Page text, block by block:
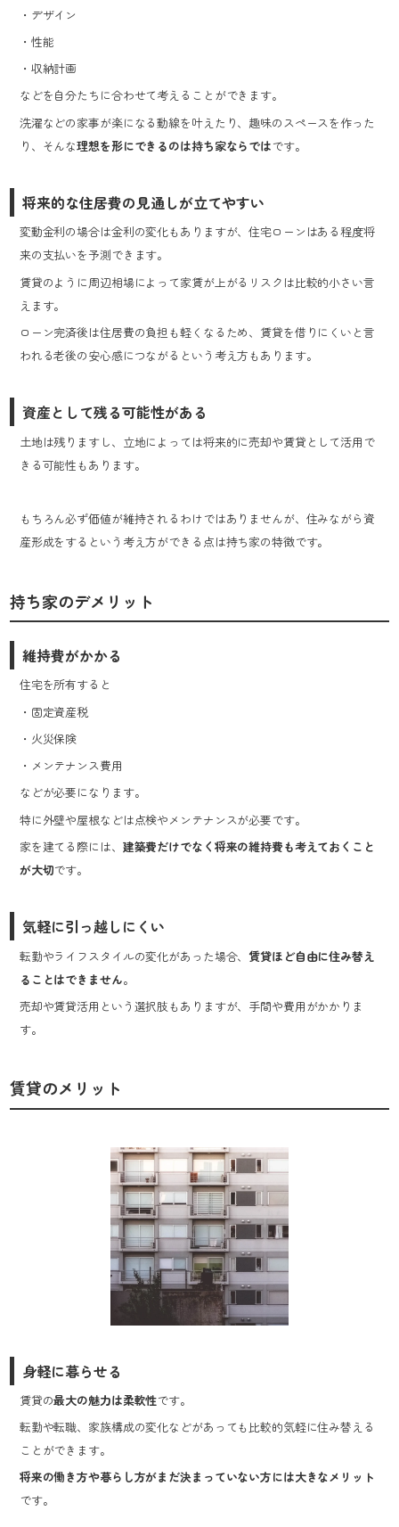
・デザイン
・性能
・収納計画
などを自分たちに合わせて考えることができます。
洗濯などの家事が楽になる動線を叶えたり、趣味のスペースを作った
り、そんな理想を形にできるのは持ち家ならではです。
将来的な住居費の見通しが立てやすい
変動金利の場合は金利の変化もありますが、住宅ローンはある程度将
来の支払いを予測できます。
賃貸のように周辺相場によって家賃が上がるリスクは比較的小さい言
えます。
ローン完済後は住居費の負担も軽くなるため、賃貸を借りにくいと言
われる老後の安心感につながるという考え方もあります。
資産として残る可能性がある
土地は残りますし、立地によっては将来的に売却や賃貸として活用で
きる可能性もあります。
もちろん必ず価値が維持されるわけではありませんが、住みながら資
産形成をするという考え方ができる点は持ち家の特徴です。
持ち家のデメリット
維持費がかかる
住宅を所有すると
・固定資産税
・火災保険
・メンテナンス費用
などが必要になります。
特に外壁や屋根などは点検やメンテナンスが必要です。
家を建てる際には、 建築費だけでなく将来の維持費も考えておくこと
が大切です。
気軽に引っ越しにくい
転勤やライフスタイルの変化があった場合、賃貸ほど自由に住み替え
ることはできません。
売却や賃貸活用という選択肢もありますが、手間や費用がかかりま
す。
賃貸のメリット
身軽に暮らせる
賃貸の最大の魅力は柔軟性です。
転勤や転職、家族構成の変化などがあっても比較的気軽に住み替える
ことができます。
将来の働き方や暮らし方がまだ決まっていない方には大きなメリット
です。